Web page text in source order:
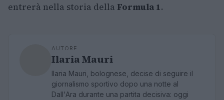
entrerà nella storia della Formula 1.
AUTORE
Ilaria Mauri
Ilaria Mauri, bolognese, decise di seguire il
giornalismo sportivo dopo una notte al
Dall'Ara durante una partita decisiva: oggi